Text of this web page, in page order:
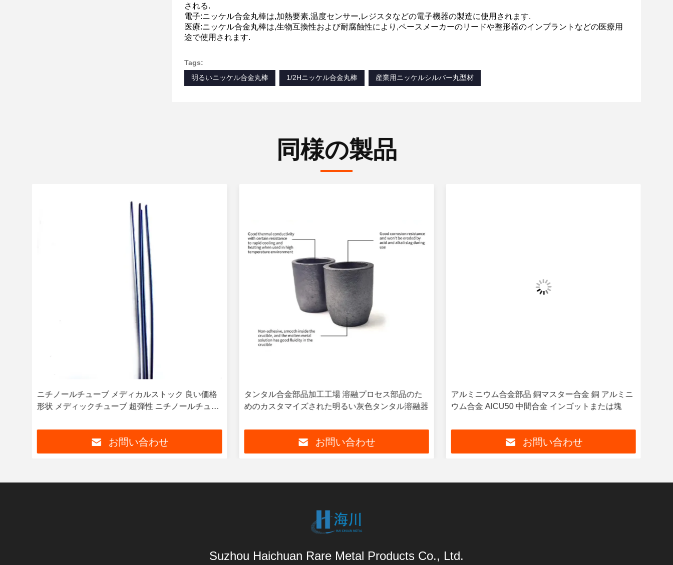
される.
電子:ニッケル合金丸棒は,加熱要素,温度センサー,レジスタなどの電子機器の製造に使用されます.
医療:ニッケル合金丸棒は,生物互換性および耐腐蝕性により,ペースメーカーのリードや整形器のインプラントなどの医療用
途で使用されます.
Tags:
明るいニッケル合金丸棒
1/2Hニッケル合金丸棒 産業用ニッケルシルバー丸型材
同様の製品
タンタル合金部品加工工場 溶融プロセス部品のた
めのカスタマイズされた明るい灰色タンタル溶融器
お問い合わせ
アルミニウム合金部品 銅マスター合金 銅 アルミニ
ウム合金 AlCU50 中間合金 インゴットまたは塊
お問い合わせ
チタン付銅合金部品 低価格産業 電気塗装 棒/棒 超
伝導 チタン付銅
お問い合わせ
Suzhou Haichuan Rare Metal Products Co., Ltd.